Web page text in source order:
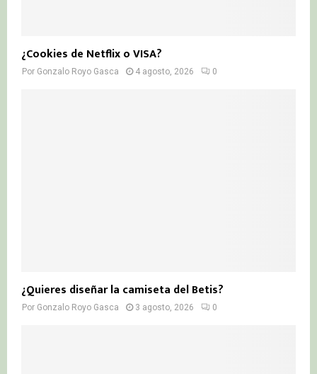
¿Cookies de Netflix o VISA?
Por Gonzalo Royo Gasca 4 agosto, 2026 0
¿Quieres diseñar la camiseta del Betis?
Por Gonzalo Royo Gasca 3 agosto, 2026 0